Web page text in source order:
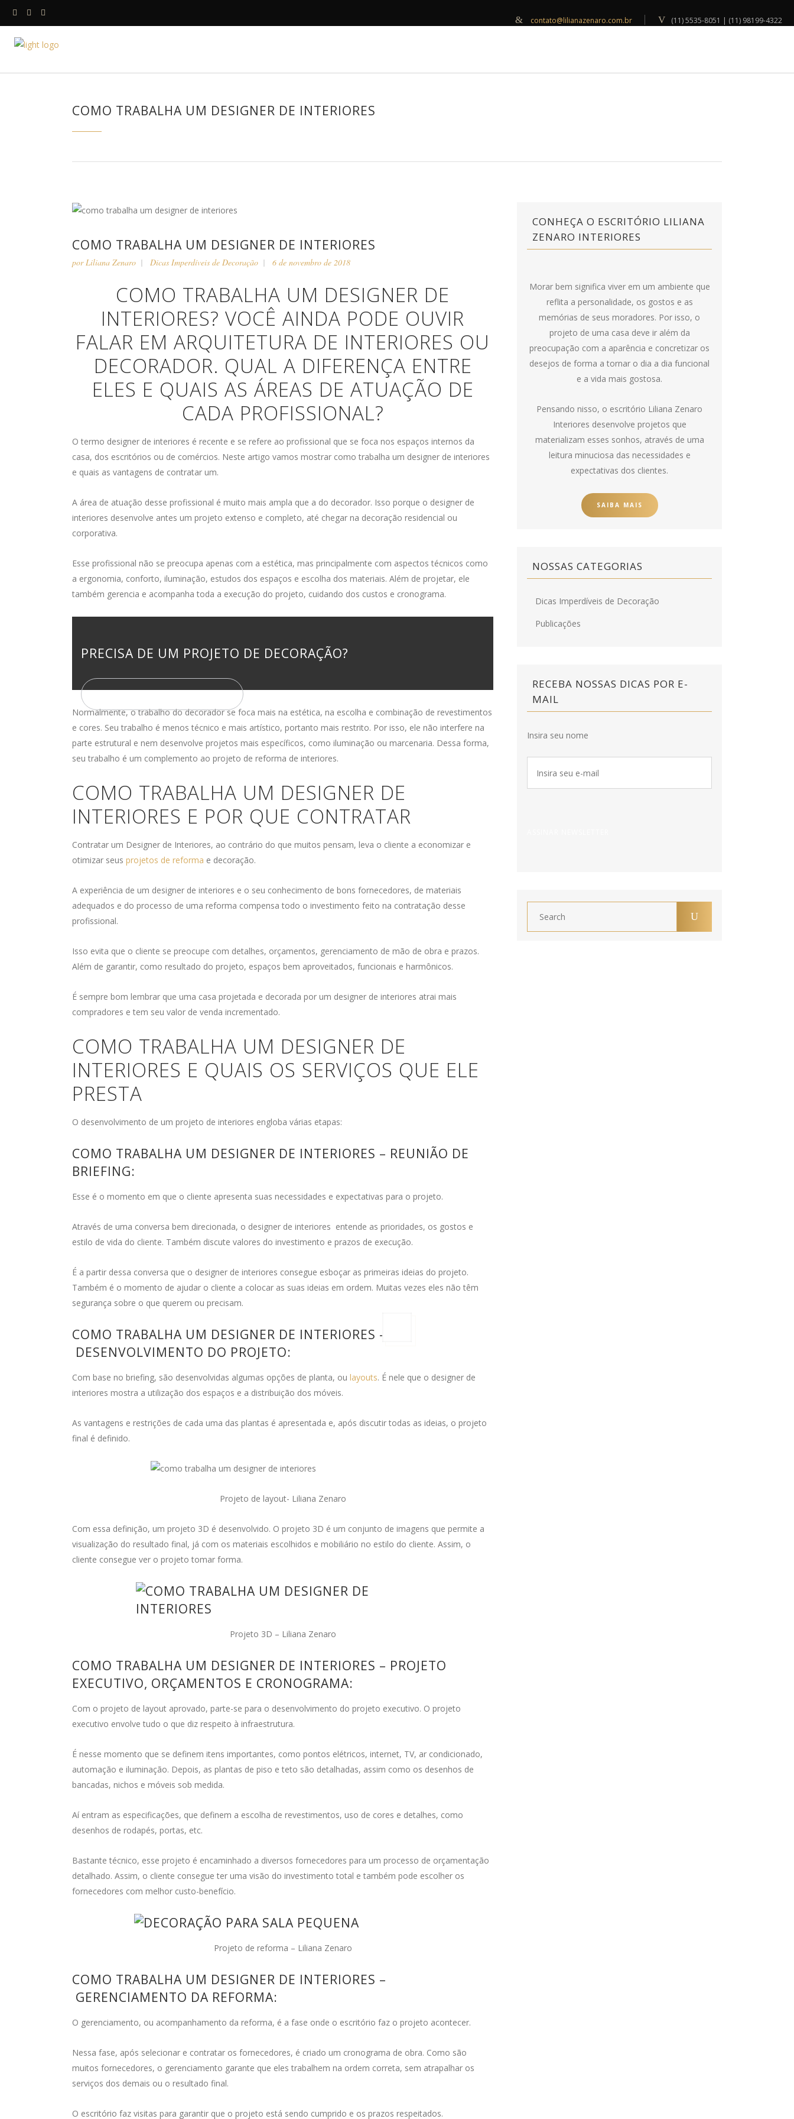
contato@lilianazenaro.com.br (11) 5535-8051 | (11) 98199-4322
COMO TRABALHA UM DESIGNER DE INTERIORES
COMO TRABALHA UM DESIGNER DE INTERIORES
porLiliana Zenaro Dicas Imperdíveis de Decoração 6 de novembro de 2018
COMO TRABALHA UM DESIGNER DE
INTERIORES? VOCÊ AINDA PODE OUVIR
FALAR EM ARQUITETURA DE INTERIORES OU
DECORADOR. QUAL A DIFERENÇA ENTRE
ELES E QUAIS AS ÁREAS DE ATUAÇÃO DE
CADA PROFISSIONAL?
O termo designer de interiores é recente e se refere ao profissional que se foca nos espaços internos da
casa, dos escritórios ou de comércios. Neste artigo vamos mostrar como trabalha um designer de interiores
e quais as vantagens de contratar um.
A área de atuação desse profissional é muito mais ampla que a do decorador. Isso porque o designer de
interiores desenvolve antes um projeto extenso e completo, até chegar na decoração residencial ou
corporativa.
Esse profissional não se preocupa apenas com a estética, mas principalmente com aspectos técnicos como
a ergonomia, conforto, iluminação, estudos dos espaços e escolha dos materiais. Além de projetar, ele
também gerencia e acompanha toda a execução do projeto, cuidando dos custos e cronograma.
PRECISA DE UM PROJETO DE DECORAÇÃO?
Normalmente, o trabalho do decorador se foca mais na estética, na escolha e combinação de revestimentos
e cores. Seu trabalho é menos técnico e mais artístico, portanto mais restrito. Por isso, ele não interfere na
parte estrutural e nem desenvolve projetos mais específicos, como iluminação ou marcenaria. Dessa forma,
seu trabalho é um complemento ao projeto de reforma de interiores.
COMO TRABALHA UM DESIGNER DE
INTERIORES E POR QUE CONTRATAR
Contratar um Designer de Interiores, ao contrário do que muitos pensam, leva o cliente a economizar e
otimizar seus projetos de reforma e decoração.
A experiência de um designer de interiores e o seu conhecimento de bons fornecedores, de materiais
adequados e do processo de uma reforma compensa todo o investimento feito na contratação desse
profissional.
Isso evita que o cliente se preocupe com detalhes, orçamentos, gerenciamento de mão de obra e prazos.
Além de garantir, como resultado do projeto, espaços bem aproveitados, funcionais e harmônicos.
É sempre bom lembrar que uma casa projetada e decorada por um designer de interiores atrai mais
compradores e tem seu valor de venda incrementado.
COMO TRABALHA UM DESIGNER DE
INTERIORES E QUAIS OS SERVIÇOS QUE ELE
PRESTA
O desenvolvimento de um projeto de interiores engloba várias etapas:
COMO TRABALHA UM DESIGNER DE INTERIORES – REUNIÃO DE
BRIEFING:
Esse é o momento em que o cliente apresenta suas necessidades e expectativas para o projeto.
Através de uma conversa bem direcionada, o designer de interiores entende as prioridades, os gostos e
estilo de vida do cliente. Também discute valores do investimento e prazos de execução.
É a partir dessa conversa que o designer de interiores consegue esboçar as primeiras ideias do projeto.
Também é o momento de ajudar o cliente a colocar as suas ideias em ordem. Muitas vezes eles não têm
segurança sobre o que querem ou precisam.
COMO TRABALHA UM DESIGNER DE INTERIORES –
DESENVOLVIMENTO DO PROJETO:
Com base no briefing, são desenvolvidas algumas opções de planta, ou layouts. É nele que o designer de
interiores mostra a utilização dos espaços e a distribuição dos móveis.
As vantagens e restrições de cada uma das plantas é apresentada e, após discutir todas as ideias, o projeto
final é definido.
Projeto de layout- Liliana Zenaro
Com essa definição, um projeto 3D é desenvolvido. O projeto 3D é um conjunto de imagens que permite a
visualização do resultado final, já com os materiais escolhidos e mobiliário no estilo do cliente. Assim, o
cliente consegue ver o projeto tomar forma.
Projeto 3D – Liliana Zenaro
COMO TRABALHA UM DESIGNER DE INTERIORES – PROJETO
EXECUTIVO, ORÇAMENTOS E CRONOGRAMA:
Com o projeto de layout aprovado, parte-se para o desenvolvimento do projeto executivo. O projeto
executivo envolve tudo o que diz respeito à infraestrutura.
É nesse momento que se definem itens importantes, como pontos elétricos, internet, TV, ar condicionado,
automação e iluminação. Depois, as plantas de piso e teto são detalhadas, assim como os desenhos de
bancadas, nichos e móveis sob medida.
Aí entram as especificações, que definem a escolha de revestimentos, uso de cores e detalhes, como
desenhos de rodapés, portas, etc.
Bastante técnico, esse projeto é encaminhado a diversos fornecedores para um processo de orçamentação
detalhado. Assim, o cliente consegue ter uma visão do investimento total e também pode escolher os
fornecedores com melhor custo-benefício.
Projeto de reforma – Liliana Zenaro
COMO TRABALHA UM DESIGNER DE INTERIORES –
GERENCIAMENTO DA REFORMA:
O gerenciamento, ou acompanhamento da reforma, é a fase onde o escritório faz o projeto acontecer.
Nessa fase, após selecionar e contratar os fornecedores, é criado um cronograma de obra. Como são
muitos fornecedores, o gerenciamento garante que eles trabalhem na ordem correta, sem atrapalhar os
serviços dos demais ou o resultado final.
O escritório faz visitas para garantir que o projeto está sendo cumprido e os prazos respeitados.
CONHEÇA O ESCRITÓRIO LILIANA
ZENARO INTERIORES
Morar bem significa viver em um ambiente que
reflita a personalidade, os gostos e as
memórias de seus moradores. Por isso, o
projeto de uma casa deve ir além da
preocupação com a aparência e concretizar os
desejos de forma a tornar o dia a dia funcional
e a vida mais gostosa.
Pensando nisso, o escritório Liliana Zenaro
Interiores desenvolve projetos que
materializam esses sonhos, através de uma
leitura minuciosa das necessidades e
expectativas dos clientes.
SAIBA MAIS
NOSSAS CATEGORIAS
Dicas Imperdíveis de Decoração
Publicações
RECEBA NOSSAS DICAS POR E-
MAIL